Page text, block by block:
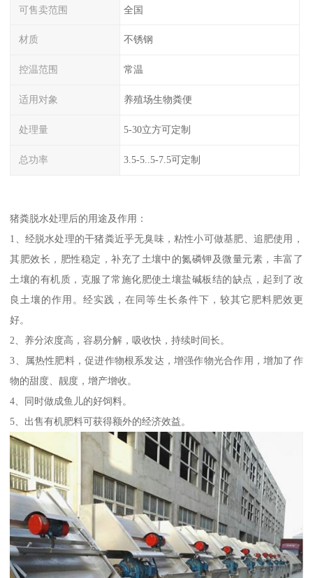
可售卖范围 全国
材质 不锈钢
控温范围 常温
适用对象 养殖场生物粪便
处理量 5-30立方可定制
总功率 3.5-5..5-7.5可定制
猪粪脱水处理后的用途及作用：
1、经脱水处理的干猪粪近乎无臭味，粘性小可做基肥、追肥使用，
其肥效长，肥性稳定，补充了土壤中的氮磷钾及微量元素，丰富了
土壤的有机质，克服了常施化肥使土壤盐碱板结的缺点，起到了改
良土壤的作用。经实践，在同等生长条件下，较其它肥料肥效更
好。
2、养分浓度高，容易分解，吸收快，持续时间长。
3、属热性肥料，促进作物根系发达，增强作物光合作用，增加了作
物的甜度、靓度，增产增收。
4、同时做成鱼儿的好饲料。
5、出售有机肥料可获得额外的经济效益。